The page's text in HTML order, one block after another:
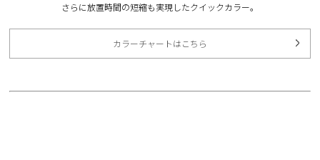
さらに放置時間の短縮も実現したクイックカラー。
カラーチャートはこちら